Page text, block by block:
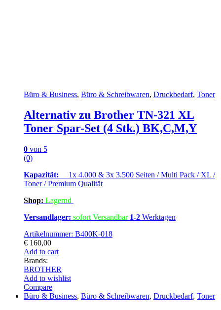
Büro & Business, Büro & Schreibwaren, Druckbedarf, Toner
Alternativ zu Brother TN-321 XL
Toner Spar-Set (4 Stk.) BK,C,M,Y
0 von 5
(0)
Kapazität: 1x 4.000 & 3x 3.500 Seiten / Multi Pack / XL /
Toner / Premium Qualität
Shop: Lagernd
Versandlager: sofort Versandbar 1-2 Werktagen
Artikelnummer: B400K-018
€ 160,00
Add to cart
Brands:
BROTHER
Add to wishlist
Compare
Büro & Business, Büro & Schreibwaren, Druckbedarf, Toner